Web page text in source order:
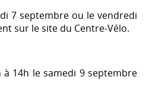
7 septembre ou le vendredi
sur le site du Centre-Vélo.
à 14h le samedi 9 septembre